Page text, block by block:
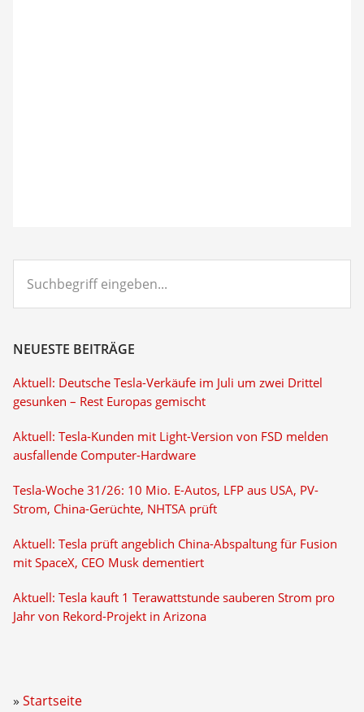
eingeben...
NEUESTE BEITRÄGE
Aktuell: Deutsche Tesla-Verkäufe im Juli um zwei Drittel
gesunken – Rest Europas gemischt
Aktuell: Tesla-Kunden mit Light-Version von FSD melden
ausfallende Computer-Hardware
Tesla-Woche 31/26: 10 Mio. E-Autos, LFP aus USA, PV-
Strom, China-Gerüchte, NHTSA prüft
Aktuell: Tesla prüft angeblich China-Abspaltung für Fusion
mit SpaceX, CEO Musk dementiert
Aktuell: Tesla kauft 1 Terawattstunde sauberen Strom pro
Jahr von Rekord-Projekt in Arizona
Startseite